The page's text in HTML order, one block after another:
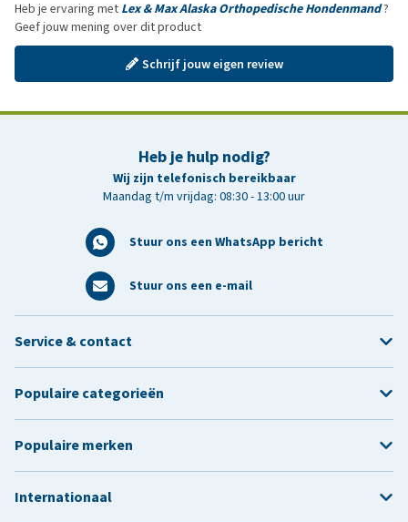
Heb je ervaring met Lex & Max Alaska Orthopedische Hondenmand?
Geef jouw mening over dit product
Schrijf jouw eigen review
Heb je hulp nodig?
Wij zijn telefonisch bereikbaar
Maandag t/m vrijdag: 08:30 - 13:00 uur
Stuur ons een WhatsApp bericht
Stuur ons een e-mail
Service & contact
Populaire categorieën
Populaire merken
Internationaal